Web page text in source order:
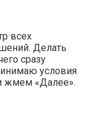
всех
Делать
сразу
условия
жмем «Далее».